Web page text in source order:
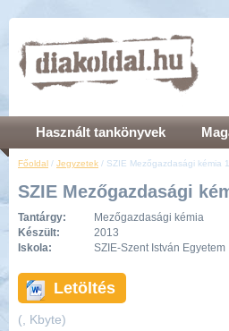
Használt tankönyvek
Főoldal / Jegyzetek / SZIE Mezőgazdasági kémia 1.
SZIE Mezőgazdasági
Tantárgy: Mezőgazdasági kémia
Készült:
2013
Iskola:
SZIE-Szent István Egyetem
Letöltés
(, Kbyte)